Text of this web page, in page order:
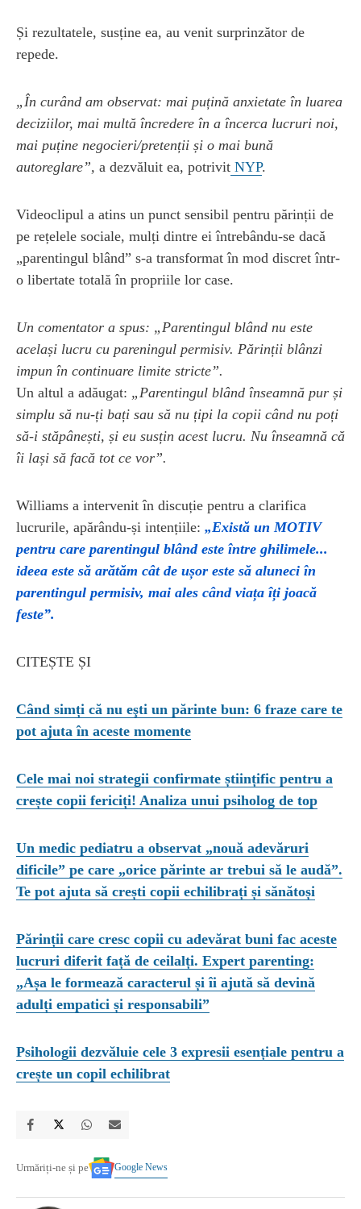
Și rezultatele, susține ea, au venit surprinzător de
repede.
„În curând am observat: mai puțină anxietate în luarea
deciziilor, mai multă încredere în a încerca lucruri noi,
mai puține negocieri/pretenții și o mai bună
autoreglare”, a dezvăluit ea, potrivit NYP.
Videoclipul a atins un punct sensibil pentru părinții de
pe rețelele sociale, mulți dintre ei întrebându-se dacă
„parentingul blând” s-a transformat în mod discret într-
o libertate totală în propriile lor case.
Un comentator a spus: „Parentingul blând nu este
același lucru cu pareningul permisiv. Părinții blânzi
impun în continuare limite stricte”.
Un altul a adăugat: „Parentingul blând înseamnă pur și
simplu să nu-ți bați sau să nu țipi la copii când nu poți
să-i stăpânești, și eu susțin acest lucru. Nu înseamnă că
îi lași să facă tot ce vor”.
Williams a intervenit în discuție pentru a clarifica
lucrurile, apărându-și intențiile: „Există un MOTIV
pentru care parentingul blând este între ghilimele...
ideea este să arătăm cât de ușor este să aluneci în
parentingul permisiv, mai ales când viața îți joacă
feste”.
CITEȘTE ȘI
Când simți că nu eşti un părinte bun: 6 fraze care te
pot ajuta în aceste momente
Cele mai noi strategii confirmate științific pentru a
crește copii fericiți! Analiza unui psiholog de top
Un medic pediatru a observat „nouă adevăruri
dificile” pe care „orice părinte ar trebui să le audă”.
Te pot ajuta să crești copii echilibrați și sănătoși
Părinții care cresc copii cu adevărat buni fac aceste
lucruri diferit față de ceilalți. Expert parenting:
„Așa le formează caracterul și îi ajută să devină
adulți empatici și responsabili”
Psihologii dezvăluie cele 3 expresii esențiale pentru a
crește un copil echilibrat
Urmăriți-ne și pe Google News